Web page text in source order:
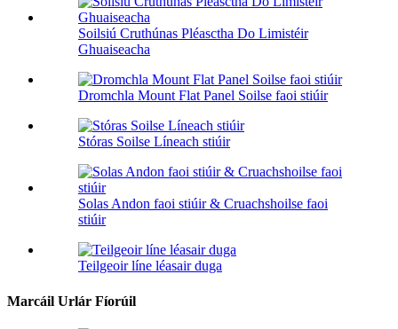
Soilsiú Cruthúnas Pléasctha Do Limistéir
Ghuaiseacha
Dromchla Mount Flat Panel Soilse faoi stiúir
Stóras Soilse Líneach stiúir
Solas Andon faoi stiúir & Cruachshoilse faoi
stiúir
Teilgeoir líne léasair duga
Marcáil Urlár Fíorúil